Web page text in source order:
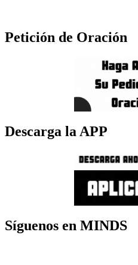
Petición de Oración
Descarga la APP
Síguenos en MINDS